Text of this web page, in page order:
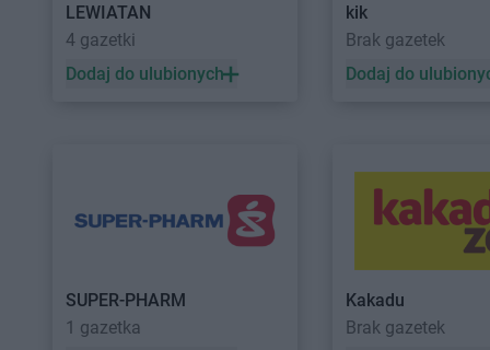
LEWIATAN
4 gazetki
Dodaj do ulubionych
kik
Brak gazetek
Dodaj do
SUPER-PHARM
1 gazetka
Kakadu
Brak gazetek